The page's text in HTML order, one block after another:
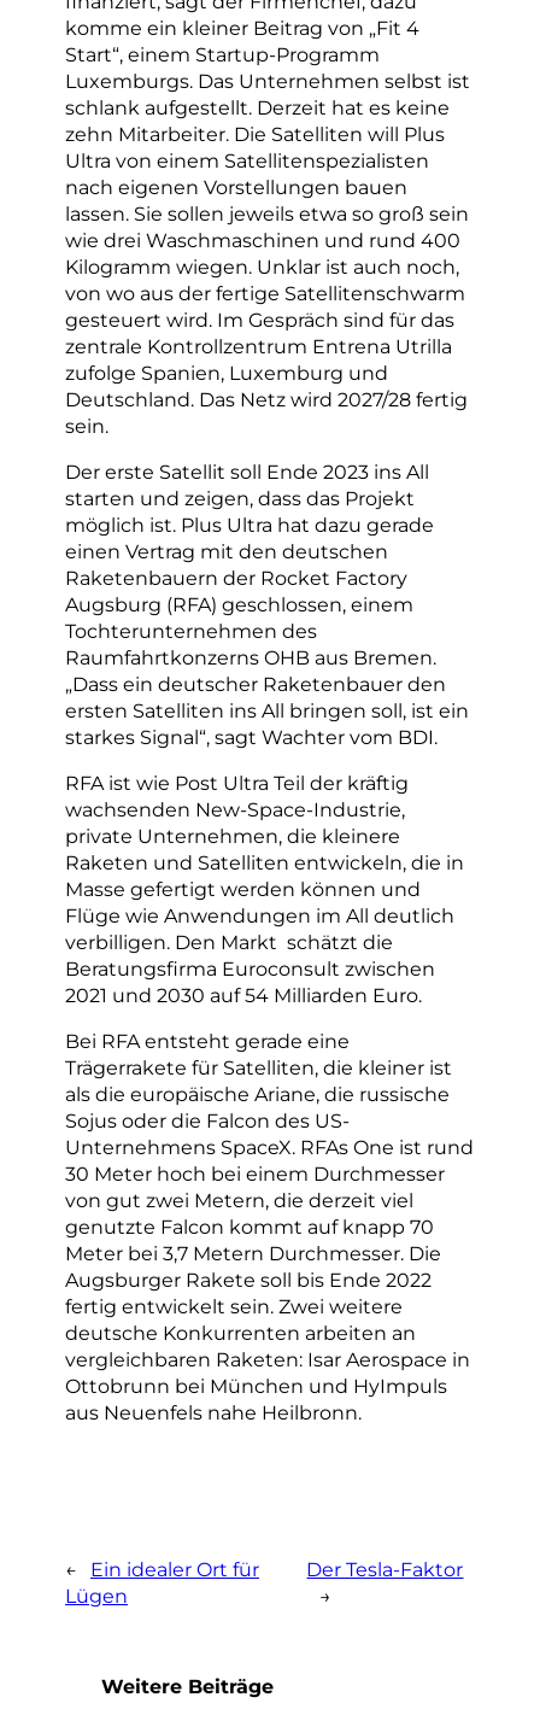
komme ein kleiner Beitrag von „Fit 4
Start“, einem Startup-Programm
Luxemburgs. Das Unternehmen selbst ist
schlank aufgestellt. Derzeit hat es keine
zehn Mitarbeiter. Die Satelliten will Plus
Ultra von einem Satellitenspezialisten
nach eigenen Vorstellungen bauen
lassen. Sie sollen jeweils etwa so groß sein
wie drei Waschmaschinen und rund 400
Kilogramm wiegen. Unklar ist auch noch,
von wo aus der fertige Satellitenschwarm
gesteuert wird. Im Gespräch sind für das
zentrale Kontrollzentrum Entrena Utrilla
zufolge Spanien, Luxemburg und
Deutschland. Das Netz wird 2027/28 fertig
sein.
Der erste Satellit soll Ende 2023 ins All
starten und zeigen, dass das Projekt
möglich ist. Plus Ultra hat dazu gerade
einen Vertrag mit den deutschen
Raketenbauern der Rocket Factory
Augsburg (RFA) geschlossen, einem
Tochterunternehmen des
Raumfahrtkonzerns OHB aus Bremen.
„Dass ein deutscher Raketenbauer den
ersten Satelliten ins All bringen soll, ist ein
starkes Signal“, sagt Wachter vom BDI.
RFA ist wie Post Ultra Teil der kräftig
wachsenden New-Space-Industrie,
private Unternehmen, die kleinere
Raketen und Satelliten entwickeln, die in
Masse gefertigt werden können und
Flüge wie Anwendungen im All deutlich
verbilligen. Den Markt schätzt die
Beratungsfirma Euroconsult zwischen
2021 und 2030 auf 54 Milliarden Euro.
Bei RFA entsteht gerade eine
Trägerrakete für Satelliten, die kleiner ist
als die europäische Ariane, die russische
Sojus oder die Falcon des US-
Unternehmens SpaceX. RFAs One ist rund
30 Meter hoch bei einem Durchmesser
von gut zwei Metern, die derzeit viel
genutzte Falcon kommt auf knapp 70
Meter bei 3,7 Metern Durchmesser. Die
Augsburger Rakete soll bis Ende 2022
fertig entwickelt sein. Zwei weitere
deutsche Konkurrenten arbeiten an
vergleichbaren Raketen: Isar Aerospace in
Ottobrunn bei München und HyImpuls
aus Neuenfels nahe Heilbronn.
←
Ein idealer Ort für
Lügen
Der Tesla-Faktor
→
Weitere Beiträge